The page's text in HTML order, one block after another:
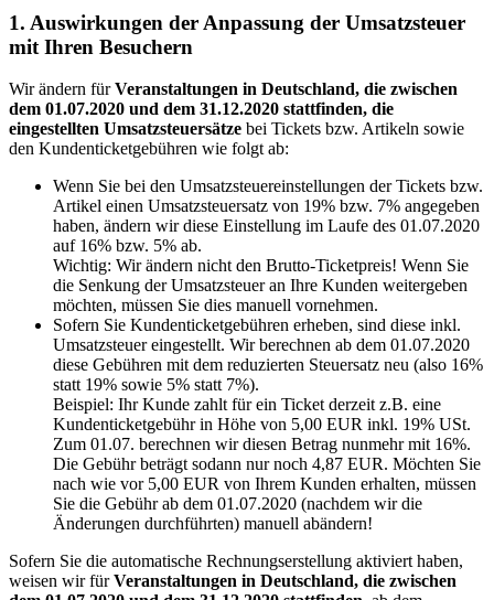
1. Auswirkungen der Anpassung der Umsatzsteuer
mit Ihren Besuchern
Wir ändern fürVeranstaltungen in Deutschland, die zwischen
dem 01.07.2020 und dem 31.12.2020 stattfinden, die
eingestellten Umsatzsteuersätze bei Tickets bzw. Artikeln sowie
den Kundenticketgebühren wie folgt ab:
Wenn Sie bei den Umsatzsteuereinstellungen der Tickets bzw.
Artikel einen Umsatzsteuersatz von 19% bzw. 7% angegeben
haben, ändern wir diese Einstellung im Laufe des 01.07.2020
auf 16% bzw. 5% ab.
Wichtig: Wir ändern nicht den Brutto-Ticketpreis! Wenn Sie
die Senkung der Umsatzsteuer an Ihre Kunden weitergeben
möchten, müssen Sie dies manuell vornehmen.
Sofern Sie Kundenticketgebühren erheben, sind diese inkl.
Umsatzsteuer eingestellt. Wir berechnen ab dem 01.07.2020
diese Gebühren mit dem reduzierten Steuersatz neu (also 16%
statt 19% sowie 5% statt 7%).
Beispiel: Ihr Kunde zahlt für ein Ticket derzeit z.B. eine
Kundenticketgebühr in Höhe von 5,00 EUR inkl. 19% USt.
Zum 01.07. berechnen wir diesen Betrag nunmehr mit 16%.
Die Gebühr beträgt sodann nur noch 4,87 EUR. Möchten Sie
nach wie vor 5,00 EUR von Ihrem Kunden erhalten, müssen
Sie die Gebühr ab dem 01.07.2020 (nachdem wir die
Änderungen durchführten) manuell abändern!
Sofern Sie die automatische Rechnungserstellung aktiviert haben,
weisen wir fürVeranstaltungen in Deutschland, die zwischen